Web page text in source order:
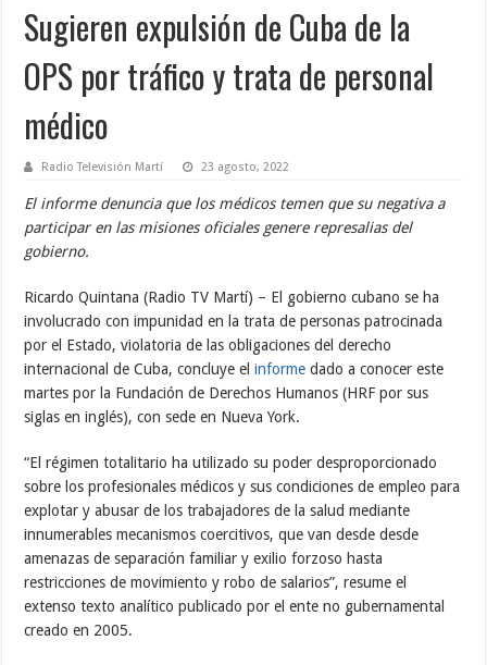
Sugieren expulsión de Cuba de la
OPS por tráfico y trata de personal
médico
Radio Televisión Martí 23 agosto, 2022
El informe denuncia que los médicos temen que su negativa a
participar en las misiones oficiales genere represalias del
gobierno.
Ricardo Quintana (Radio TV Martí) – El gobierno cubano se ha
involucrado con impunidad en la trata de personas patrocinada
por el Estado, violatoria de las obligaciones del derecho
internacional de Cuba, concluye elinforme dado a conocer este
martes por la Fundación de Derechos Humanos (HRF por sus
siglas en inglés), con sede en Nueva York.
“El régimen totalitario ha utilizado su poder desproporcionado
sobre los profesionales médicos y sus condiciones de empleo para
explotar y abusar de los trabajadores de la salud mediante
innumerables mecanismos coercitivos, que van desde desde
amenazas de separación familiar y exilio forzoso hasta
restricciones de movimiento y robo de salarios”, resume el
extenso texto analítico publicado por el ente no gubernamental
creado en 2005.